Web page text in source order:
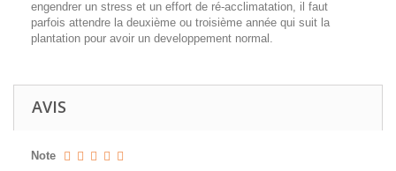
engendrer un stress et un effort de ré-acclimatation, il faut
parfois attendre la deuxième ou troisième année qui suit la
plantation pour avoir un developpement normal.
AVIS
Note